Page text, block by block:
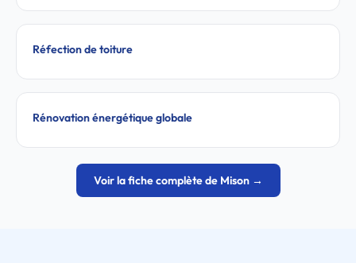
Réfection de toiture
Rénovation énergétique globale
Voir la fiche complète de Mison →